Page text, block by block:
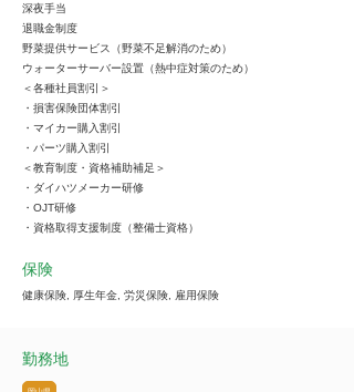
深夜手当
退職金制度
野菜提供サービス（野菜不足解消のため）
ウォーターサーバー設置（熱中症対策のため）
＜各種社員割引＞
・損害保険団体割引
・マイカー購入割引
・パーツ購入割引
＜教育制度・資格補助補足＞
・ダイハツメーカー研修
・OJT研修
・資格取得支援制度（整備士資格）
保険
健康保険, 厚生年金, 労災保険, 雇用保険
勤務地